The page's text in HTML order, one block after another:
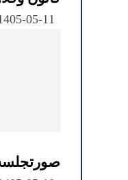
05-11
صورتجلسه ۷۷ – دوره